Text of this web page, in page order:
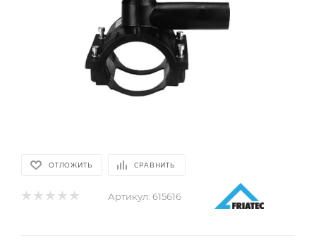
ОТЛОЖИТЬ СРАВНИТЬ
Артикул: 615616